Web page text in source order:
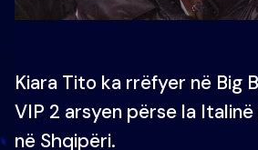
Kiara Tito ka rrëfyer në Big
VIP 2 arsyen përse la
në Shqipëri.